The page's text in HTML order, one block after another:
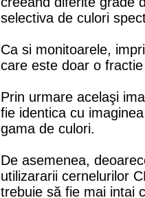
selectiva de culori
Ca si monitoarele,
care este doar o
Prin urmare acelaşi
fie identica cu
gama de culori.
De asemenea,
utilizararii cernelurilor
trebuie să fie mai intai